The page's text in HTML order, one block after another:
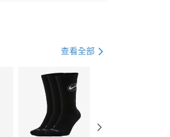
將跳轉至「AFTEE先享後
即可完成結帳。
。
費
費
查看全部